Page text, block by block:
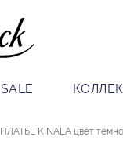
SALE
ПЛАТЬЕ KINALA цвет